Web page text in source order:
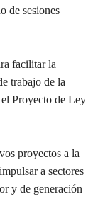
de sesiones
facilitar la
trabajo de la
Proyecto de Ley
proyectos a la
a sectores
y de generación